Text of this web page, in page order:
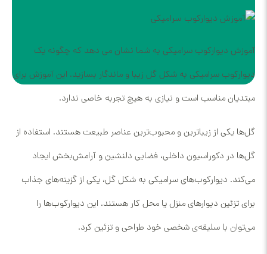
آموزش دیوارکوب سرامیکی به شما نشان می دهد که چگونه یک
دیوارکوب سرامیکی به شکل گل زیبا و ماندگار بسازید. این آموزش برای
مبتدیان مناسب است و نیازی به هیچ تجربه خاصی ندارد.
گل‌ها یکی از زیباترین و محبوب‌ترین عناصر طبیعت هستند. استفاده از
گل‌ها در دکوراسیون داخلی، فضایی دلنشین و آرامش‌بخش ایجاد
می‌کند. دیوارکوب‌های سرامیکی به شکل گل، یکی از گزینه‌های جذاب
برای تزئین دیوارهای منزل یا محل کار هستند. این دیوارکوب‌ها را
می‌توان با سلیقه‌ی شخصی خود طراحی و تزئین کرد.